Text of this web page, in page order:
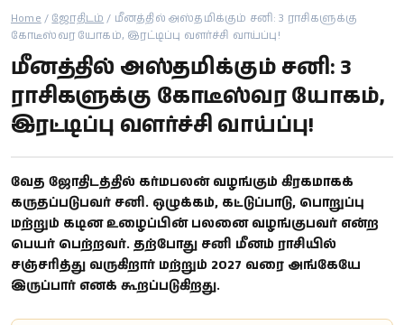
Home / ஜோதிடம் / மீனத்தில் அஸ்தமிக்கும் சனி: 3 ராசிகளுக்கு
கோடீஸ்வர யோகம், இரட்டிப்பு வளர்ச்சி வாய்ப்பு!
மீனத்தில் அஸ்தமிக்கும் சனி: 3
ராசிகளுக்கு கோடீஸ்வர யோகம்,
இரட்டிப்பு வளர்ச்சி வாய்ப்பு!
வேத ஜோதிடத்தில் கர்மபலன் வழங்கும் கிரகமாகக்
கருதப்படுபவர் சனி. ஒழுக்கம், கட்டுப்பாடு, பொறுப்பு
மற்றும் கடின உழைப்பின் பலனை வழங்குபவர் என்ற
பெயர் பெற்றவர். தற்போது சனி மீனம் ராசியில்
சஞ்சரித்து வருகிறார் மற்றும் 2027 வரை அங்கேயே
இருப்பார் எனக் கூறப்படுகிறது.